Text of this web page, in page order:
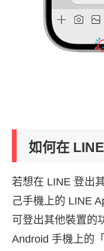
如何在
若想在 LINE 登出
己手機上的 LINE
可登出其他裝置的
Android 手機上的「